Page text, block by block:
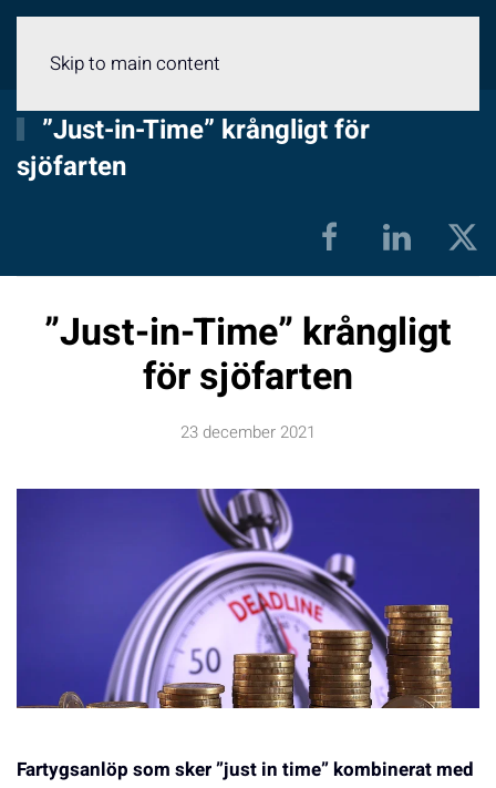
Skip to main content
”Just-in-Time” krångligt för
sjöfarten
”Just-in-Time” krångligt
för sjöfarten
23 december 2021
Fartygsanlöp som sker ”just in time” kombinerat med